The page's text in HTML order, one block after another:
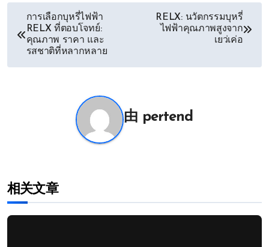
章
导
การเลือกบุหรี่ไฟฟ้า
RELX ที่ตอบโจทย์:
คุณภาพ ราคา และ
รสชาติที่หลากหลาย
RELX: นวัตกรรมบุหรี่
ไฟฟ้าคุณภาพสูงจาก
เยว่เค่อ
由 pertend
相关文章